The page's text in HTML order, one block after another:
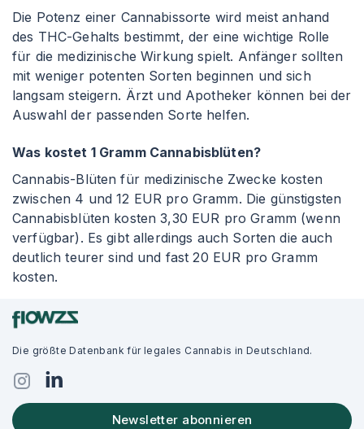
Die Potenz einer Cannabissorte wird meist anhand
des THC-Gehalts bestimmt, der eine wichtige Rolle
für die medizinische Wirkung spielt. Anfänger sollten
mit weniger potenten Sorten beginnen und sich
langsam steigern. Ärzt und Apotheker können bei der
Auswahl der passenden Sorte helfen.
Was kostet 1 Gramm Cannabisblüten?
Cannabis-Blüten für medizinische Zwecke kosten
zwischen 4 und 12 EUR pro Gramm. Die günstigsten
Cannabisblüten kosten 3,30 EUR pro Gramm (wenn
verfügbar). Es gibt allerdings auch Sorten die auch
deutlich teurer sind und fast 20 EUR pro Gramm
kosten.
Die größte Datenbank für legales Cannabis in Deutschland.
Newsletter abonnieren